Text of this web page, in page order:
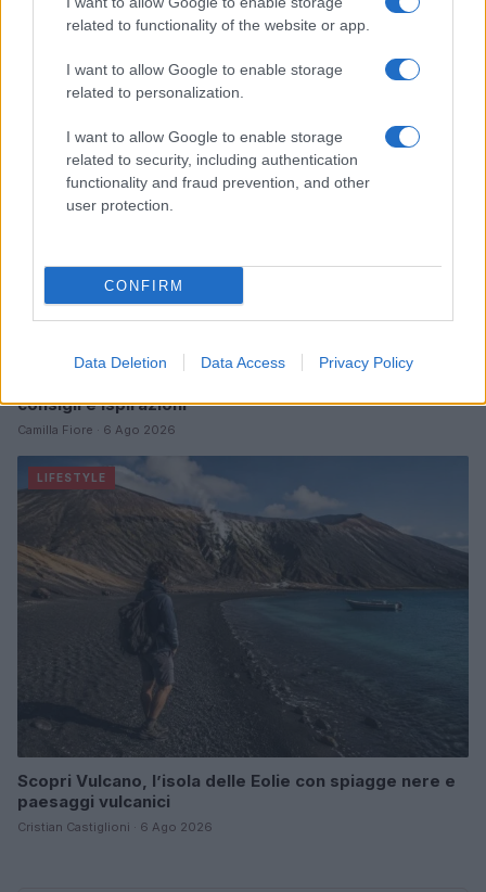
related to functionality of the website or app.
I want to allow Google to enable storage
related to personalization.
I want to allow Google to enable storage
related to security, including authentication
functionality and fraud prevention, and other
user protection.
CONFIRM
Data Deletion Data Access Privacy Policy
Hiroshima e Nagasaki
Beatrice Bonaventura · 6 Ago 2026
consigli e ispirazioni
Camilla Fiore · 6 Ago 2026
LIFESTYLE
Scopri Vulcano, l’isola delle Eolie con spiagge nere e
paesaggi vulcanici
Cristian Castiglioni · 6 Ago 2026